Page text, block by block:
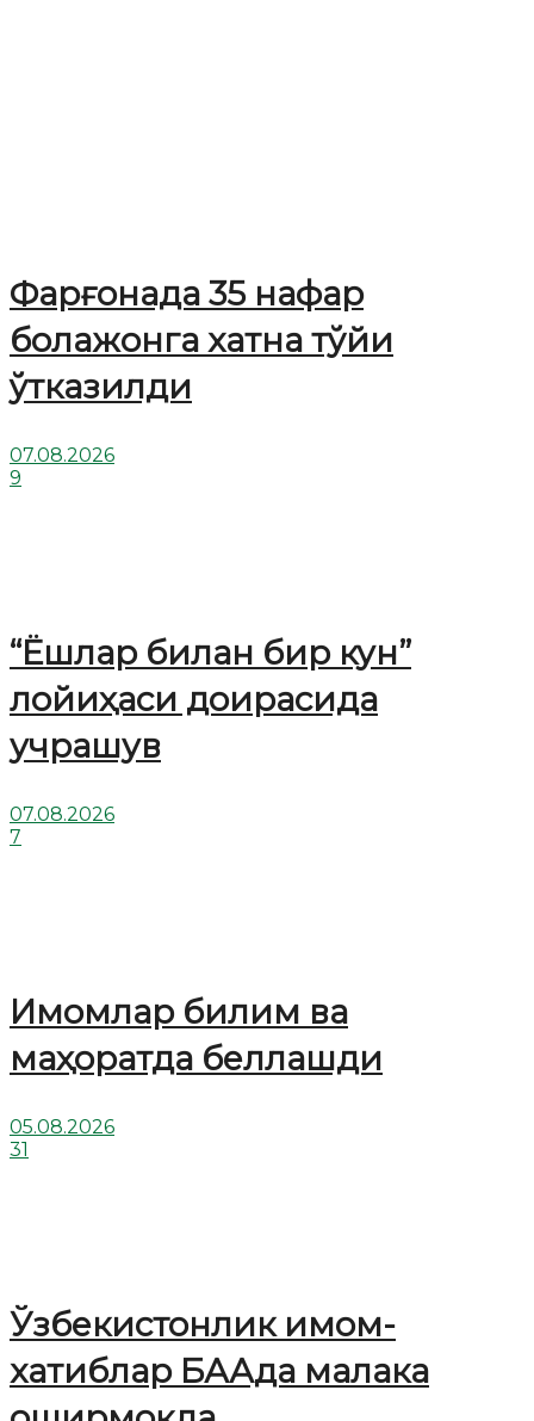
Фарғонада 35 нафар
болажонга хатна тўйи
ўтказилди
07.08.2026
9
“Ёшлар билан бир кун”
лойиҳаси доирасида
учрашув
07.08.2026
7
Имомлар билим ва
маҳоратда беллашди
05.08.2026
31
Ўзбекистонлик имом-
хатиблар БААда малака